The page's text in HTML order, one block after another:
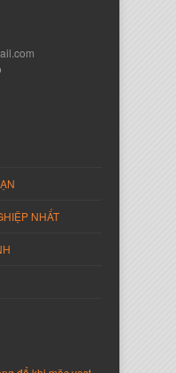
Sơn Phát
NHẤT